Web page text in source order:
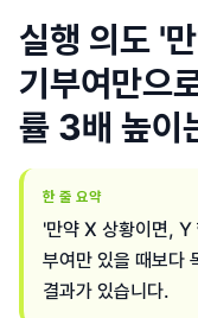
실행 의도 '
기부여만으
률 3배 높이
한 줄 요약
'만약 X 상황이면, Y
부여만 있을 때보다
결과가 있습니다.